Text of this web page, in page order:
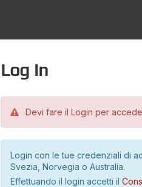
Log in
Devi fare il Login per
Login con le tue credenziali di
Svezia, Norvegia o Australia.
Effettuando il login accetti il